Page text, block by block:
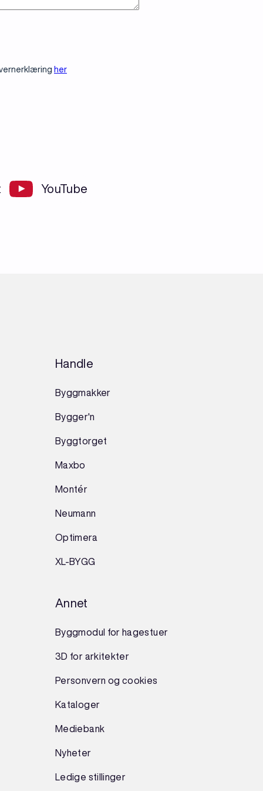
her
YouTube
Handle
Byggmakker
Bygger'n
Byggtorget
Maxbo
Montér
Neumann
Optimera
XL-BYGG
Annet
Byggmodul for hagestuer
3D for arkitekter
Personvern og cookies
Kataloger
Mediebank
Nyheter
Ledige stillinger